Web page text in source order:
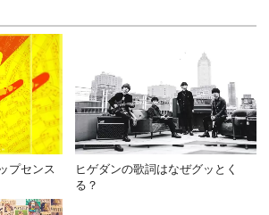
プセンス
ヒゲダンの歌詞はなぜグッとく
る？